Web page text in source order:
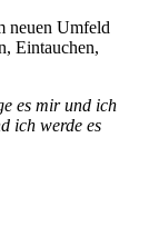
neuen Umfeld
Eintauchen,
es mir und ich
ich werde es